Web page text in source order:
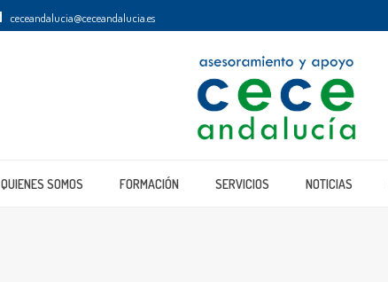
ceceandalucia@ceceandalucia.es
QUIENES SOMOS FORMACIÓN SERVICIOS NOTICIAS